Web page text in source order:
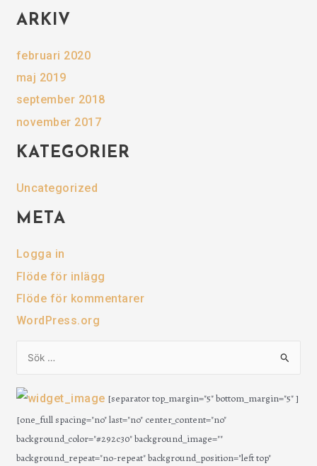
ARKIV
februari 2020
maj 2019
september 2018
november 2017
KATEGORIER
Uncategorized
META
Logga in
Flöde för inlägg
Flöde för kommentarer
WordPress.org
k
e
f
t
[separator top_margin="5" bottom_margin="5" ]
[one_full spacing="no" last="no" center_content="no"
background_color="#292c30" background_image=""
background_repeat="no-repeat" background_position="left top"